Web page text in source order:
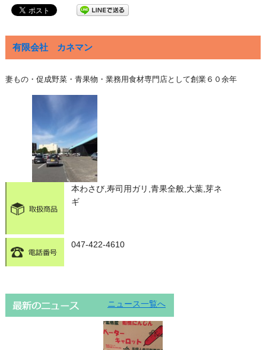
有限会社 カネマン
妻もの・促成野菜・青果物・業務用食材専門店として創業６０余年
本わさび,寿司用ガリ,青果全般,大葉,芽ネ
ギ
047-422-4610
ニュース一覧へ